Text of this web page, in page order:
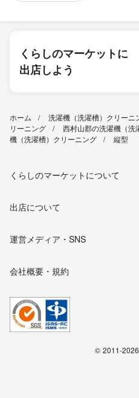
くらしのマーケットに
出店しよう
ホーム 洗濯機（洗濯槽）クリーニ
リーニング
西村山郡の洗濯機（洗
機（洗濯槽）クリーニング
縦型
くらしのマーケットについて
出店について
運営メディア・SNS
会社概要・規約
© 2011-